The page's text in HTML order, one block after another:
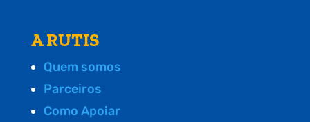
A RUTIS
Quem somos
Parceiros
Como Apoiar